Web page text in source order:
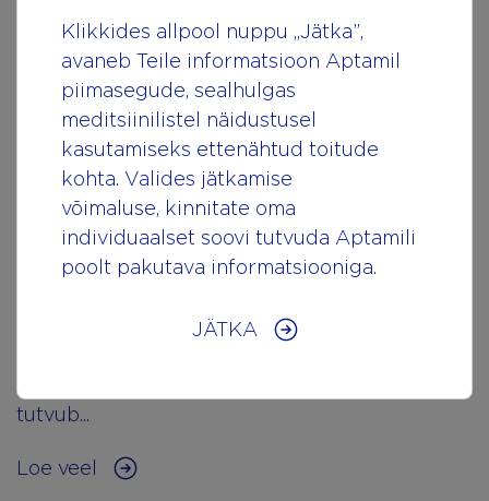
Immuunsus
Uskumatu, kui kiiresti vastsündinu esimese
tutvub...
Loe veel
Klikkides allpool nuppu „Jätka”,
avaneb Teile informatsioon Aptamil
piimasegude, sealhulgas
meditsiinilistel näidustusel
kasutamiseks ettenähtud toitude
kohta. Valides jätkamise
võimaluse, kinnitate oma
individuaalset soovi tutvuda Aptamili
poolt pakutava informatsiooniga.
JÄTKA